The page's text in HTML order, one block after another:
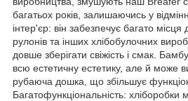
багатьох років, залишаючись у
інтер'єр: він забезпечує багато місця
рулонів та інших хлібобулочних
довше зберігати свіжість і смак.
всю естетичну естетику, але й може
рубаюча дошка, що збільшує
Багатофункціональність: хліборобки